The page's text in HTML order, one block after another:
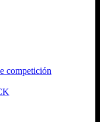
competición